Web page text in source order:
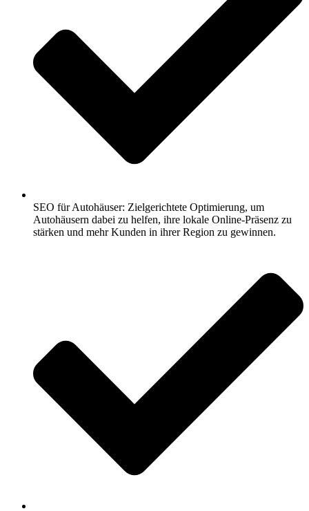
SEO für Autohäuser: Zielgerichtete Optimierung, um
Autohäusern dabei zu helfen, ihre lokale Online-Präsenz zu
stärken und mehr Kunden in ihrer Region zu gewinnen.